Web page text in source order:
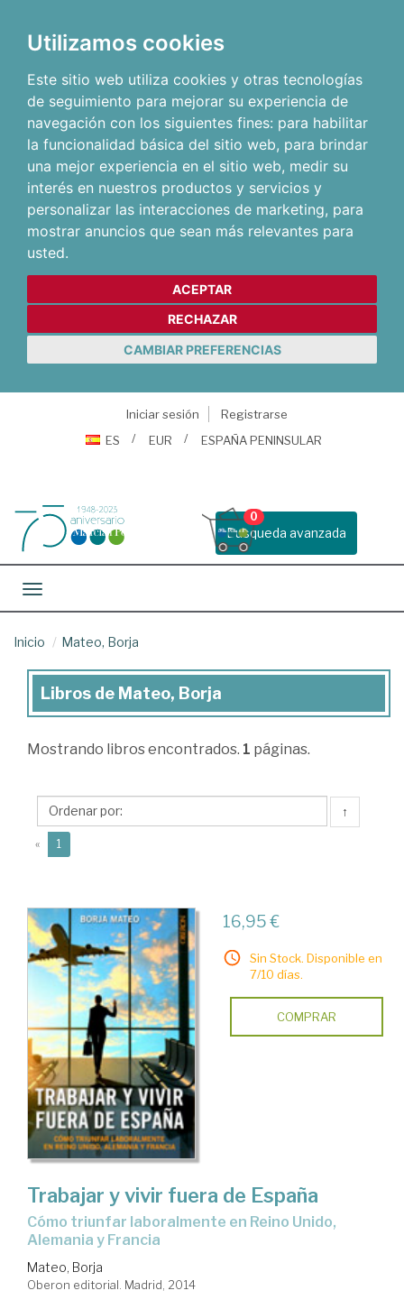
Utilizamos cookies
Este sitio web utiliza cookies y otras tecnologías
de seguimiento para mejorar su experiencia de
navegación con los siguientes fines: para habilitar
la funcionalidad básica del sitio web, para brindar
una mejor experiencia en el sitio web, medir su
interés en nuestros productos y servicios y
personalizar las interacciones de marketing, para
mostrar anuncios que sean más relevantes para
usted.
ACEPTAR
RECHAZAR
CAMBIAR PREFERENCIAS
Iniciar sesión
Registrarse
ES
EUR ESPAÑA PENINSULAR
Busqueda avanzada
0
Toggle navigation
Inicio Mateo, Borja
Libros
Mateo,
Libros de Mateo, Borja
Mostrando libros encontrados. 1 páginas.
↑
« 1
16,95 €
Sin Stock. Disponible en
7/10 días.
COMPRAR
Trabajar y vivir fuera de España
cómo triunfar laboralmente en Reino Unido,
Alemania y Francia
Mateo, Borja
Oberon editorial. Madrid, 2014